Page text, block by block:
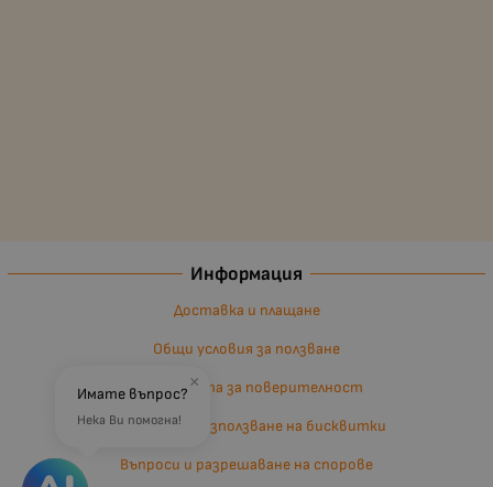
Информация
Доставка и плащане
Общи условия за ползване
Политиката за поверителност
Политика за използване на бисквитки
Въпроси и разрешаване на спорове
×
Имате въпрос?
Нека Ви помогна!